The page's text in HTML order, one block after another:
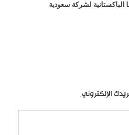
الباكستانية لشركة سعودية
الإلكتروني.